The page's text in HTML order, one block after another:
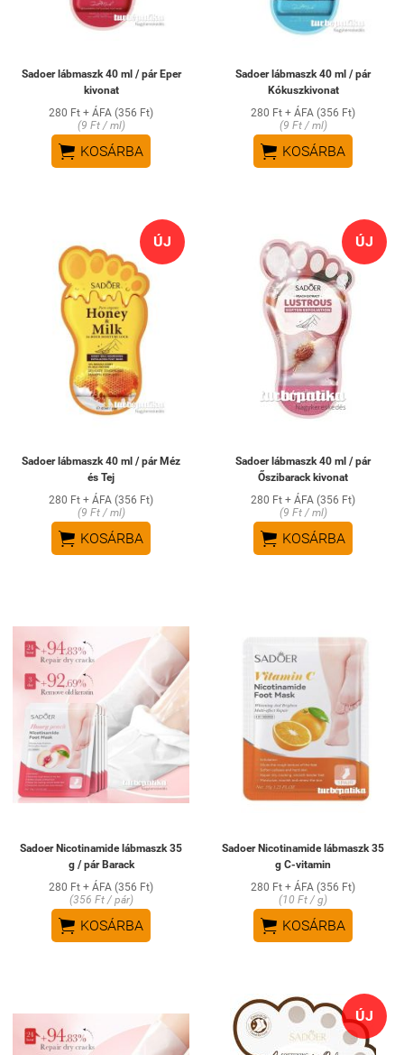
Sadoer lábmaszk 40 ml / pár Eper
kivonat
280 Ft + ÁFA (356 Ft)
(9 Ft / ml)
 KOSÁRBA
Sadoer lábmaszk 40 ml / pár
Kókuszkivonat
280 Ft + ÁFA (356 Ft)
(9 Ft / ml)
 KOSÁRBA
ÚJ
Sadoer lábmaszk 40 ml / pár Méz
és Tej
280 Ft + ÁFA (356 Ft)
(9 Ft / ml)
 KOSÁRBA
ÚJ
Sadoer lábmaszk 40 ml / pár
Őszibarack kivonat
280 Ft + ÁFA (356 Ft)
(9 Ft / ml)
 KOSÁRBA
Sadoer Nicotinamide lábmaszk 35
g / pár Barack
280 Ft + ÁFA (356 Ft)
(356 Ft / pár)
 KOSÁRBA
Sadoer Nicotinamide lábmaszk 35
g C-vitamin
280 Ft + ÁFA (356 Ft)
(10 Ft / g)
 KOSÁRBA
ÚJ